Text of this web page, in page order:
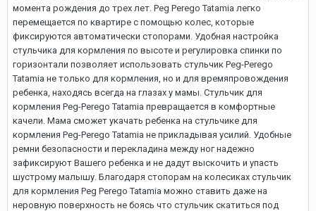
момента рождения до трех лет. Peg Perego Tatamia легко
перемещается по квартире с помощью колес, которые
фиксируются автоматически стопорами. Удобная настройка
стульчика для кормления по высоте и регулировка спинки по
горизонтали позволяет использовать стульчик Peg-Perego
Tatamia не только для кормления, но и для времяпровождения
ребенка, находясь всегда на глазах у мамы. Стульчик для
кормления Peg-Perego Tatamia превращается в комфортные
качели. Мама сможет укачать ребенка на стульчике для
кормления Peg-Perego Tatamia не прикладывая усилий. Удобные
ремни безопасности и перекладина между ног надежно
зафиксируют Вашего ребенка и не дадут выскочить и упасть
шустрому малышу. Благодаря стопорам на колесиках стульчик
для кормления Peg Perego Tatamia можно ставить даже на
неровную поверхность не боясь что стульчик скатиться под